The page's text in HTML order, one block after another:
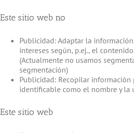
Este sitio web no
Publicidad: Adaptar la
intereses según, p.ej., el
(Actualmente no usamos
segmentación)
Publicidad: Recopilar
identificable como el nombre y la
Este sitio web